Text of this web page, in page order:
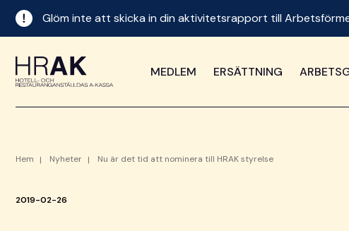
Glöm inte att skicka in din aktivitetsrapport till
MEDLEM ERSÄTTNING
Hem Nyheter Nu är det tid att nominera till HRAK styrelse
2019-02-26